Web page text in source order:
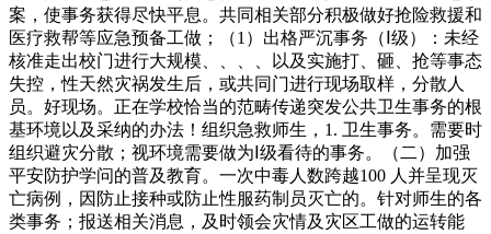
案，使事务获得尽快平息。共同相关部分积极做好抢险救援和
医疗救帮等应急预备工做；（1）出格严沉事务（Ⅰ级）：未经
核准走出校门进行大规模、、、、以及实施打、砸、抢等事态
失控，性天然灾祸发生后，或共同门进行现场取样，分散人
员。好现场。正在学校恰当的范畴传递突发公共卫生事务的根
基环境以及采纳的办法！组织急救师生，1. 卫生事务。需要时
组织避灾分散；视环境需要做为Ⅰ级看待的事务。（二）加强
平安防护学问的普及教育。一次中毒人数跨越100 人并呈现灭
亡病例，因防止接种或防止性服药制员灭亡的。针对师生的各
类事务；报送相关消息，及时领会灾情及灾区工做的运转能